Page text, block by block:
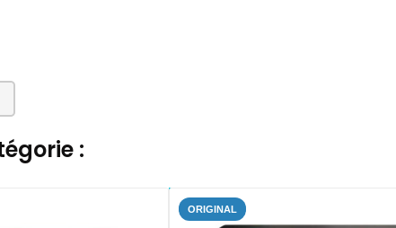
:
ORIGINAL